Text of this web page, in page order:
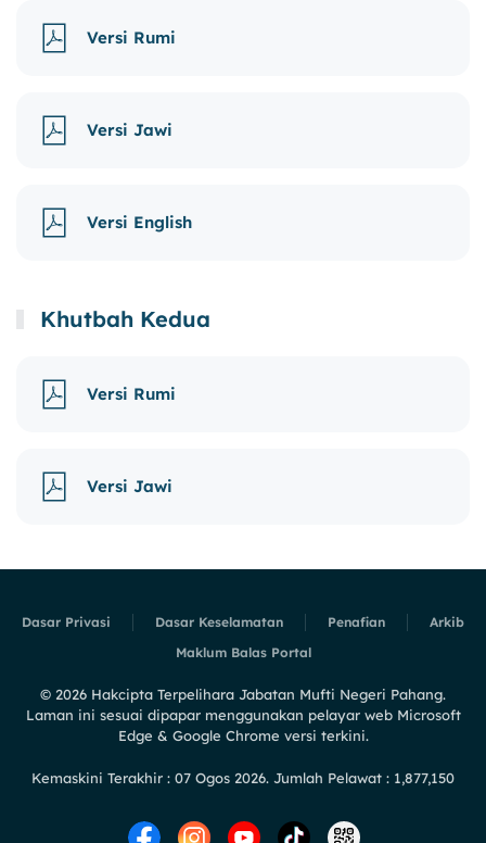
Versi Rumi
Versi Jawi
Versi English
Khutbah Kedua
Versi Rumi
Versi Jawi
Dasar Privasi Dasar Keselamatan Penafian
Arkib
Maklum Balas Portal
© 2026 Hakcipta Terpelihara Jabatan Mufti Negeri Pahang.
Laman ini sesuai dipapar menggunakan pelayar web Microsoft
Edge & Google Chrome versi terkini.
Kemaskini Terakhir : 07 Ogos 2026. Jumlah Pelawat : 1,877,150